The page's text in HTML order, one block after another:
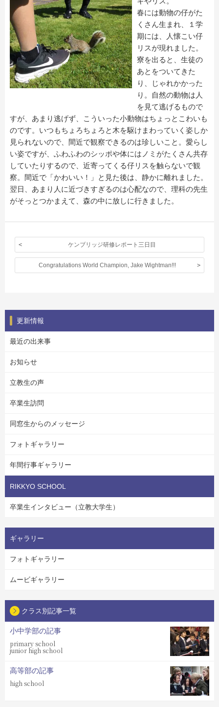
春には動物の仔がた
くさん生まれ、１学
期には、人懐こい仔
リスが現れました。
寮を出ると、生徒の
あとをついてきた
り、じゃれかかった
り。自然の動物は人
を見て逃げるもので
すが、あまり逃げず、こういった小動物はちょっとこわいも
のです。いつもちょろちょろと木を駆けまわっていく姿しか
見られないので、間近で観察できるのは珍しいこと。愛らし
い姿ですが、ふわふわのシッポや体にはノミがたくさん共存
していたりするので、近寄ってくる仔リスを触らないで観
察。間近で「かわいい！」と見た後は、静かに離れました。
翌日、あまり人に近づきすぎるのは心配なので、理科の先生
がそっとつかまえて、森の中に放しに行きました。
ケンブリッジ研修レポート三日目
Congratulations World Champion, Jake Wightman!!!
更新情報
最近の出来事
お知らせ
立教生の声
卒業生訪問
同窓生からのメッセージ
フォトギャラリー
年間行事ギャラリー
RIKKYO SCHOOL
卒業生インタビュー（立教大学生）
ギャラリー
フォトギャラリー
ムービギャラリー
クラス別記事一覧
小中学部の記事
primary school
junior high school
高等部の記事
high school